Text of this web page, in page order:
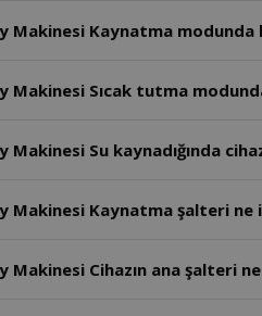
Makinesi Kaynatma modunda
Makinesi Sıcak tutma
Makinesi Su kaynadığında
Makinesi Kaynatma şalteri ne
Makinesi Cihazın ana şalteri